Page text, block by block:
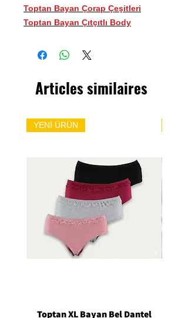
Toptan Bayan Çorap Çeşitleri
Toptan Bayan Çıtçıtlı Body
Articles similaires
YENİ ÜRÜN
Toptan XL Bayan Bel Dantel